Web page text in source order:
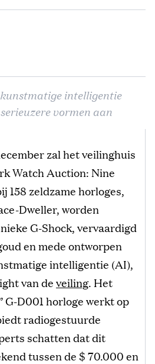
intelligentie
vormen aan
zal het veilinghuis
Watch Auction: Nine
158 zeldzame horloges,
Dweller, worden
G-Shock, vervaardigd
en mede ontworpen
intelligentie (AI),
van deveiling. Het
G-D001 horloge werkt op
radiogestuurde
schatten dat dit
tussen de $ 70.000 en